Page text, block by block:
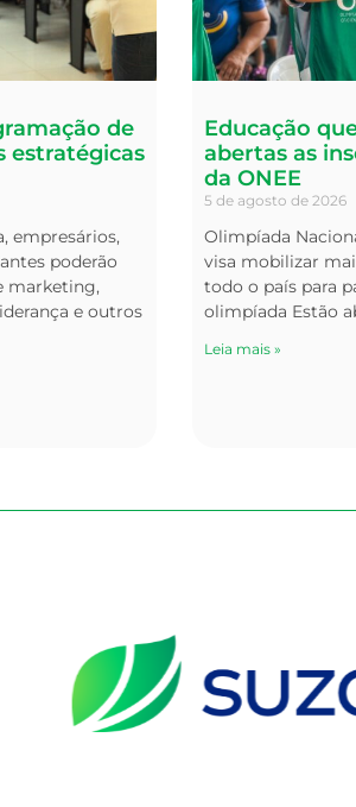
de
estratégicas
empresários,
poderão
marketing,
e outros
Educação
abertas as
da ONEE
5 de agosto de 2026
Olimpíada
visa mobilizar
todo o país para
olimpíada Estão
Leia mais »